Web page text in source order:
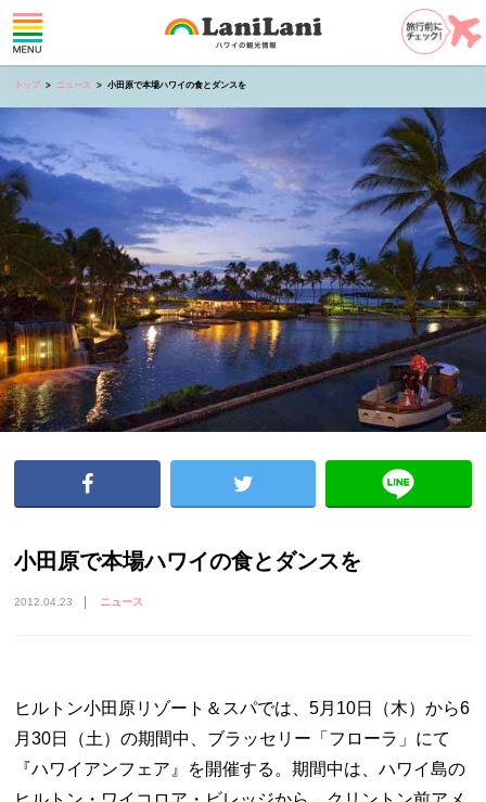
トップ ニュース 小田原で本場ハワイの食とダンスを
小田原で本場ハワイの食とダンスを
2012.04.23 ニュース
ヒルトン小田原リゾート＆スパでは、5月10日（木）から6
月30日（土）の期間中、ブラッセリー「フローラ」にて
『ハワイアンフェア』を開催する。期間中は、ハワイ島の